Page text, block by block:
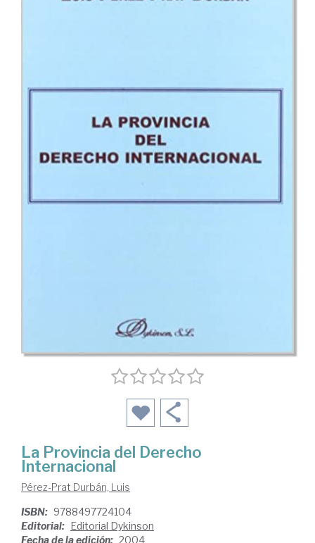
La Provincia del Derecho
Internacional
Pérez-Prat Durbán, Luis
ISBN: 9788497724104
Editorial: Editorial Dykinson
Fecha de la edición: 2004